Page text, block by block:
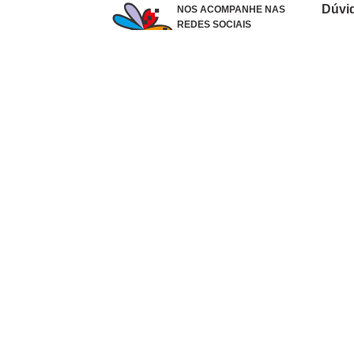
NOS ACOMPANHE NAS
REDES SOCIAIS